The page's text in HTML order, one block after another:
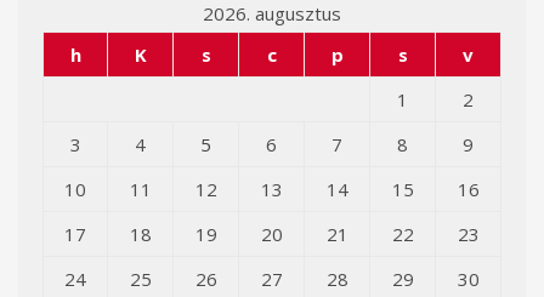
2026. augusztus
h
K s c p s
v
1
2
3
4 5 6 7 8
9
10
11 12 13 14 15
16
17
18 19 20 21 22
23
24
25 26 27 28 29
30